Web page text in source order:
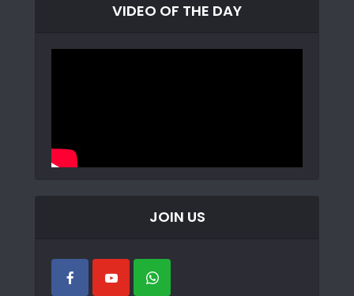
VIDEO OF THE DAY
JOIN US